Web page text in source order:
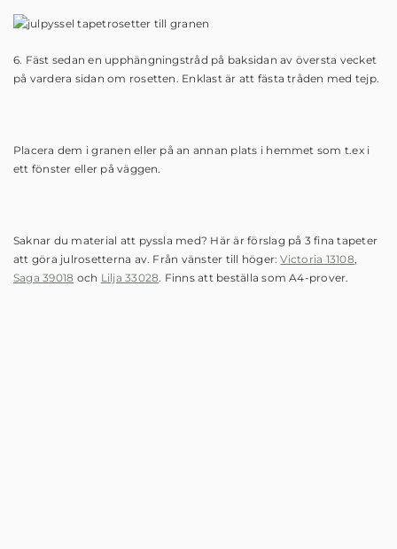
6. Fäst sedan en upphängningstråd på baksidan av översta vecket
på vardera sidan om rosetten. Enklast är att fästa tråden med tejp.
Placera dem i granen eller på an annan plats i hemmet som t.ex i
ett fönster eller på väggen.
Saknar du material att pyssla med? Här är förslag på 3 fina tapeter
att göra julrosetterna av. Från vänster till höger:Victoria 13108,
Saga 39018 och Lilja 33028. Finns att beställa som A4-prover.